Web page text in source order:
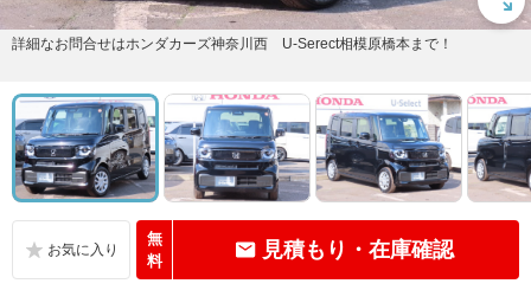
詳細なお問合せはホンダカーズ神奈川西 U-Serect相模原橋本まで！
無
料
見積もり・在庫確認